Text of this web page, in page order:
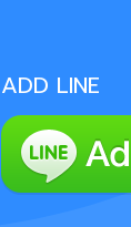
ADD LINE